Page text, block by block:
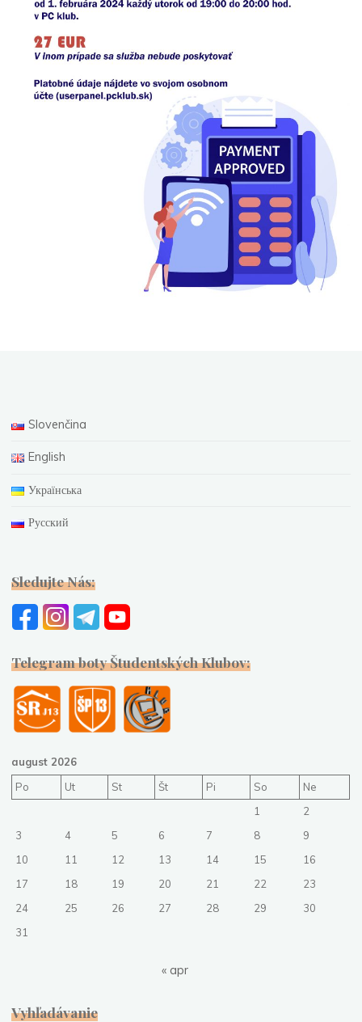
Slovenčina
English
Українська
Русский
Sledujte Nás:
Telegram boty Študentských Klubov:
august 2026
Po
Ut St Št Pi So
Ne
1
2
3
4 5 6 7 8
9
10
11 12 13 14 15
16
17
18 19 20 21 22
23
24
25 26 27 28 29
30
31
« apr
Vyhľadávanie